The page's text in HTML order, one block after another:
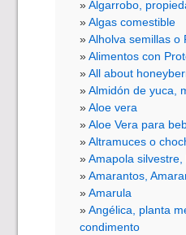
Algarrobo,
Algas comestible
Alholva semillas o
Alimentos con
All about
Almidón de yuca,
Aloe vera
Aloe Vera para
Altramuces o
Amapola
Amarantos,
Amarula
Angélica, planta
condimento